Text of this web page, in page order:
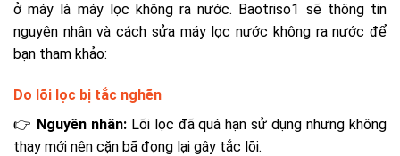
ở máy là máy lọc không ra nước. Baotriso1 sẽ thông tin
nguyên nhân và cách sửa máy lọc nước không ra nước để
bạn tham khảo:
Do lõi lọc bị tắc nghẽn
👉 Nguyên nhân:Lõi lọc đã quá hạn sử dụng nhưng không
thay mới nên cặn bã đọng lại gây tắc lõi.